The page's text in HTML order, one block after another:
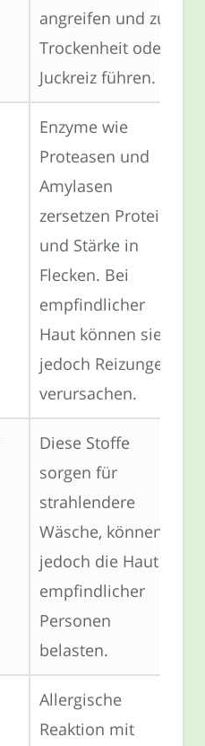
angreifen und zu
Trockenheit oder
Juckreiz führen.
Enzyme wie
Proteasen und
Amylasen
zersetzen Proteine
und Stärke in
Flecken. Bei
empfindlicher
Haut können sie
jedoch Reizungen
verursachen.
Diese Stoffe
sorgen für
strahlendere
Wäsche, können
jedoch die Haut
empfindlicher
Personen
belasten.
Allergische
Reaktion mit